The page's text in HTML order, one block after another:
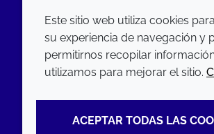
LinkedIn
EMPRESA
Annual Report
Sustainability Report
Terms
Privacy
Este sitio web utiliza cookies
su experiencia de navegación y
permitirnos recopilar
utilizamos para mejorar el sitio.
ACEPTAR TODAS LAS